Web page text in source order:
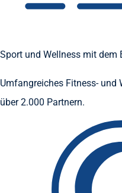
Sport und Wellness mit dem
Umfangreiches Fitness- und
über 2.000 Partnern.